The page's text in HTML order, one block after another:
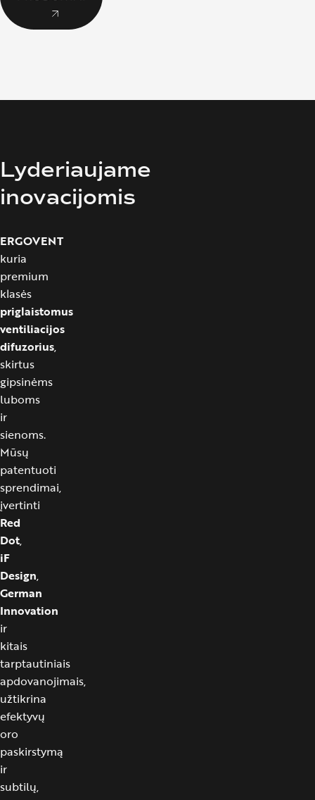
Lyderiaujame
inovacijomis
ERGOVENT
kuria
premium
klasės
priglaistomus
ventiliacijos
difuzorius,
skirtus
gipsinėms
luboms
ir
sienoms.
Mūsų
patentuoti
sprendimai,
įvertinti
Red
Dot,
iF
Design,
German
Innovation
ir
kitais
tarptautiniais
apdovanojimais,
užtikrina
efektyvų
oro
paskirstymą
ir
subtilų,